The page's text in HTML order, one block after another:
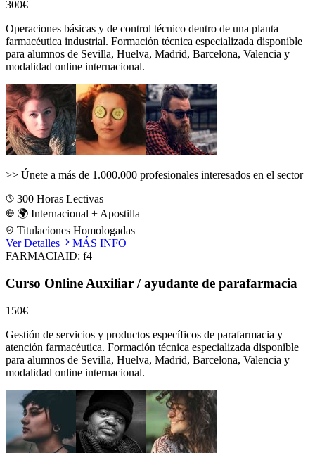
300€
Operaciones básicas y de control técnico dentro de una planta
farmacéutica industrial. Formación técnica especializada disponible
para alumnos de Sevilla, Huelva, Madrid, Barcelona, Valencia y
modalidad online internacional.
>> Únete a más de 1.000.000 profesionales interesados en el sector
300 Horas Lectivas
🌍 Internacional + Apostilla
Titulaciones Homologadas
Ver Detalles
MÁS INFO
FARMACIAID: f4
Curso Online Auxiliar / ayudante de parafarmacia
150€
Gestión de servicios y productos específicos de parafarmacia y
atención farmacéutica. Formación técnica especializada disponible
para alumnos de Sevilla, Huelva, Madrid, Barcelona, Valencia y
modalidad online internacional.